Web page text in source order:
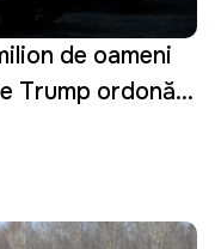
de oameni
Trump ordonă o